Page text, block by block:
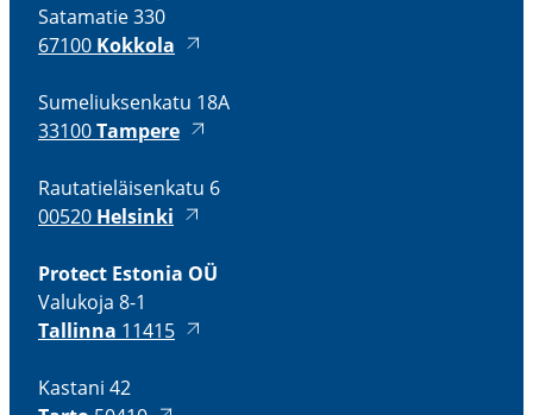
Satamatie 330
67100 Kokkola
Sumeliuk­senkatu 18A
33100Tampere
Rauta­tie­läi­senkatu 6
00520 Helsinki
Protect Estonia OÜ
Valukoja 8-1
Tallinna 11415
Kastani 42